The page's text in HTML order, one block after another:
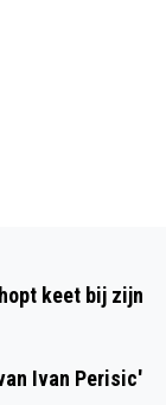
keet bij zijn
Ivan Perisic'